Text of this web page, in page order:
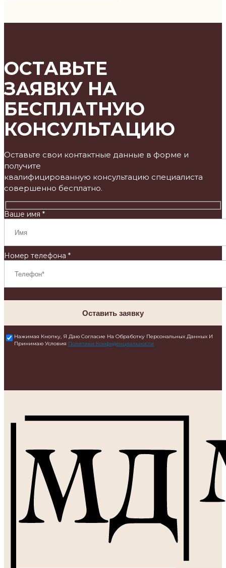
ОСТАВЬТЕ
ЗАЯВКУ НА
БЕСПЛАТНУЮ
КОНСУЛЬТАЦИЮ
Оставьте свои контактные данные в форме и
получите
квалифицированную консультацию специалиста
совершенно бесплатно.
Ваше имя *
Номер телефона *
Оставить заявку
Нажимая Кнопку, Я Даю Согласие На Обработку Персональных Данных И
Принимаю Условия Политики Конфиденциальности